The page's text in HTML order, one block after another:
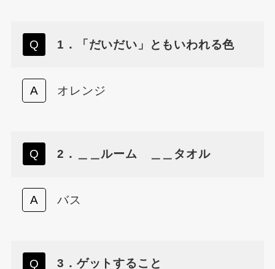
1．「だいだい」ともいわれる色
オレンジ
2．＿＿ルーム ＿＿タオル
バス
3．ゲットすること